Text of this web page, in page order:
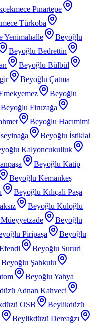
Pınartepe
Türkoba
Yenimahalle
Beyoğlu
Beyoğlu Bedrettin
Beyoğlu Bülbül
Beyoğlu Çatma
Beyoğlu
Beyoğlu Firuzağa
Beyoğlu Hacımimi
Beyoğlu İstiklal
Kalyoncukulluk
Beyoğlu Katip
Beyoğlu Kemankeş
Beyoğlu Kılıçali Paşa
Beyoğlu Kuloğlu
Beyoğlu
Piripaşa
Beyoğlu
Beyoğlu Sururi
Beyoğlu Şahkulu
Beyoğlu Yahya
Adnan Kahveci
OSB
Beylikdüzü
Beylikdüzü Dereağzı